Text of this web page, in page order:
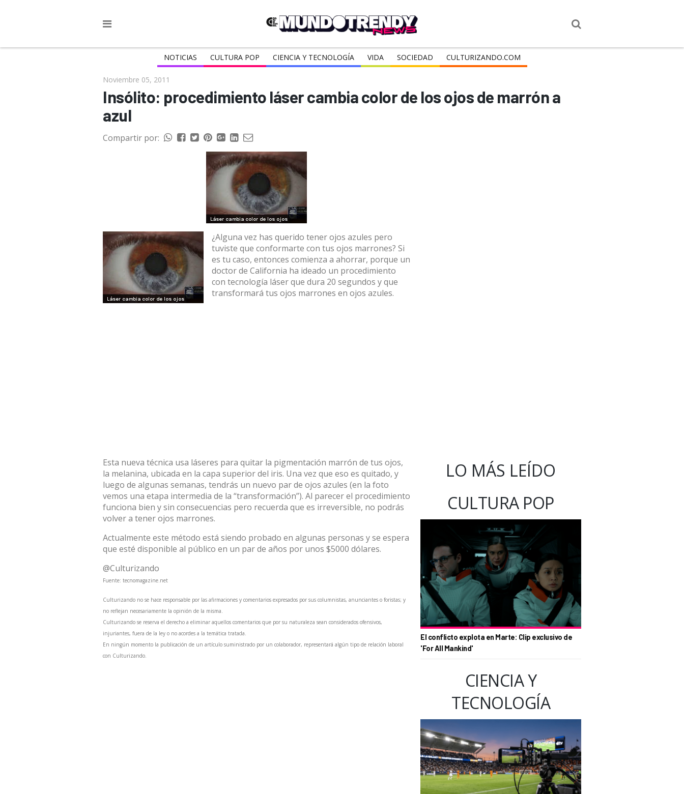
NOTICIAS CULTURA POP CIENCIA Y TECNOLOGÍA VIDA SOCIEDAD CULTURIZANDO.COM
Noviembre 05, 2011
Insólito: procedimiento láser cambia color de los ojos de marrón a
azul
Compartir por:
¿Alguna vez has querido tener ojos azules pero
tuviste que conformarte con tus ojos marrones? Si
es tu caso, entonces comienza a ahorrar, porque un
doctor de California ha ideado un procedimiento
con tecnología láser que dura 20 segundos y que
transformará tus ojos marrones en ojos azules.
Esta nueva técnica usa láseres para quitar la pigmentación marrón de tus ojos,
la melanina, ubicada en la capa superior del iris. Una vez que eso es quitado, y
luego de algunas semanas, tendrás un nuevo par de ojos azules (en la foto
vemos una etapa intermedia de la “transformación”). Al parecer el procedimiento
funciona bien y sin consecuencias pero recuerda que es irreversible, no podrás
volver a tener ojos marrones.
Actualmente este método está siendo probado en algunas personas y se espera
que esté disponible al público en un par de años por unos $5000 dólares.
@Culturizando
Fuente: tecnomagazine.net
Culturizando no se hace responsable por las afirmaciones y comentarios expresados por sus columnistas, anunciantes o foristas; y
no reflejan necesariamente la opinión de la misma.
Culturizando se reserva el derecho a eliminar aquellos comentarios que por su naturaleza sean considerados ofensivos,
injuriantes, fuera de la ley o no acordes a la temática tratada.
En ningún momento la publicación de un artículo suministrado por un colaborador, representará algún tipo de relación laboral
con Culturizando.
LO MÁS LEÍDO
CULTURA POP
El conflicto explota en Marte: Clip exclusivo de
'For All Mankind'
CIENCIA Y
TECNOLOGÍA